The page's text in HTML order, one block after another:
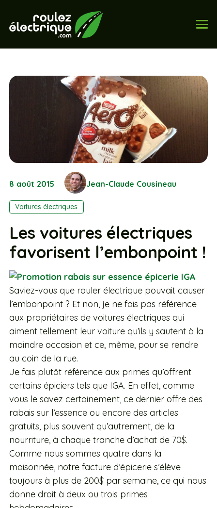
8 août 2015 Jean-Claude Cousineau
Voitures électriques
Les voitures électriques
favorisent l’embonpoint !
Saviez-vous que rouler électrique pouvait causer
l’embonpoint ? Et non, je ne fais pas référence
aux propriétaires de voitures électriques qui
aiment tellement leur voiture qu’ils y sautent à la
moindre occasion et ce, même, pour se rendre
au coin de la rue.
Je fais plutôt référence aux primes qu’offrent
certains épiciers tels que IGA. En effet, comme
vous le savez certainement, ce dernier offre des
rabais sur l’essence ou encore des articles
gratuits, plus souvent qu’autrement, de la
nourriture, à chaque tranche d’achat de 70$.
Comme nous sommes quatre dans la
maisonnée, notre facture d’épicerie s’élève
toujours à plus de 200$ par semaine, ce qui nous
donne droit à deux ou trois primes